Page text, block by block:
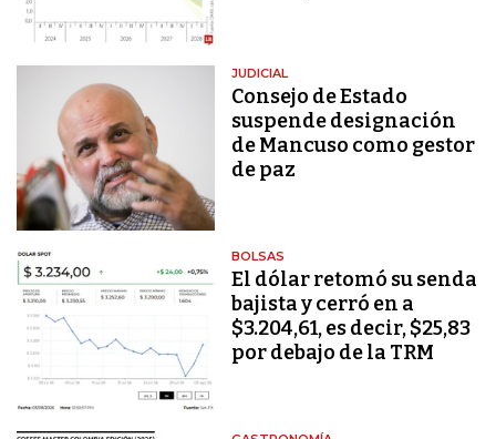
JUDICIAL
Consejo de Estado
suspende designación
de Mancuso como gestor
de paz
BOLSAS
El dólar retomó su senda
bajista y cerró en a
$3.204,61, es decir, $25,83
por debajo de la TRM